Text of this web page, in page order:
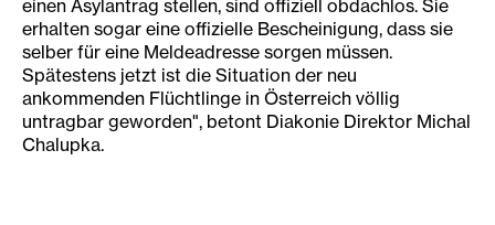
einen Asylantrag stellen, sind offiziell obdachlos. Sie
erhalten sogar eine offizielle Bescheinigung, dass sie
selber für eine Meldeadresse sorgen müssen.
Spätestens jetzt ist die Situation der neu
ankommenden Flüchtlinge in Österreich völlig
untragbar geworden", betont Diakonie Direktor Michal
Chalupka.